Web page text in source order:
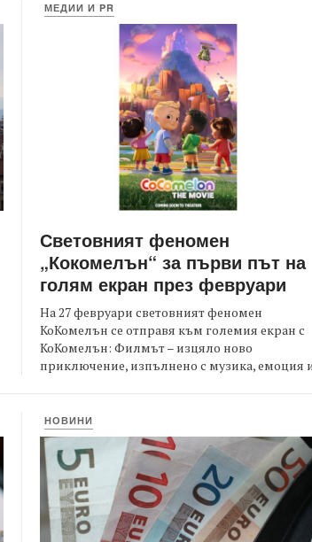
МЕДИИ И PR
Световният феномен
„Кокомелън“ за първи път на
голям екран през февруари
На 27 февруари световният феномен
КоКомелън се отправя към големия екран с
КоКомелън: Филмът – изцяло ново
приключение, изпълнено с музика, емоция
НОВИНИ